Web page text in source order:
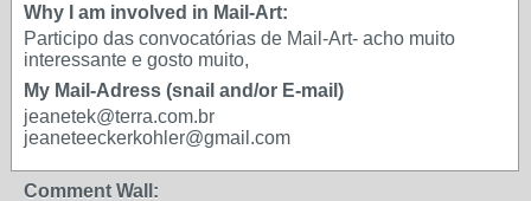
Why I am involved in Mail-Art:
Participo das convocatórias de Mail-Art- acho muito
interessante e gosto muito,
My Mail-Adress (snail and/or E-mail)
jeanetek@terra.com.br
jeaneteeckerkohler@gmail.com
Comment Wall: